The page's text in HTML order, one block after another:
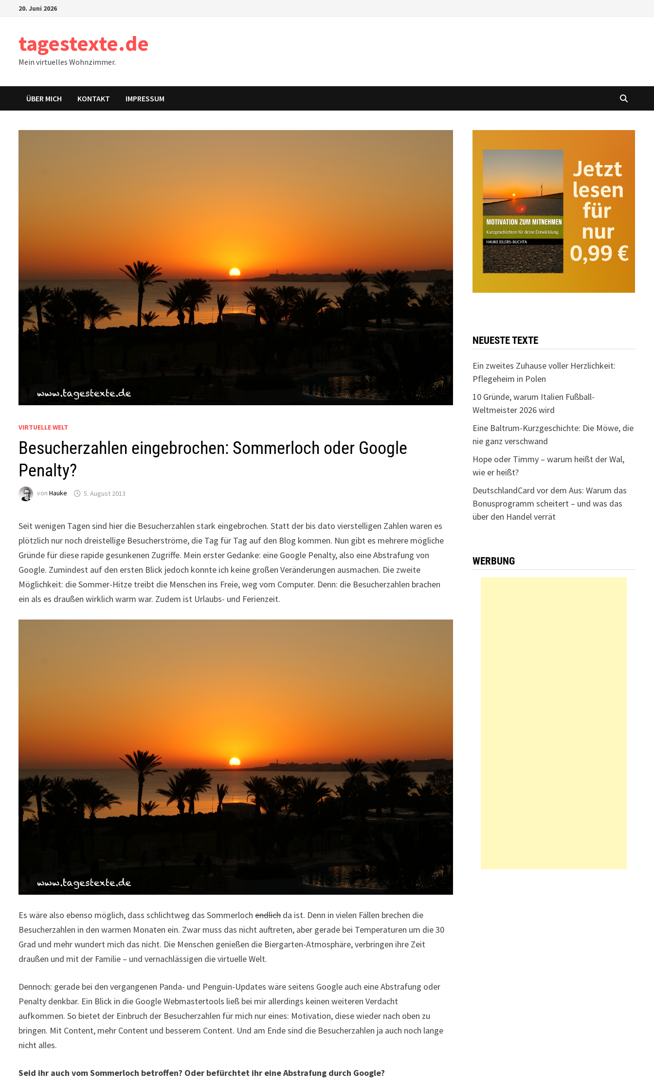
20. Juni 2026
tagestexte.de
Mein virtuelles Wohnzimmer.
ÜBER MICH KONTAKT IMPRESSUM
VIRTUELLE WELT
Besucherzahlen eingebrochen: Sommerloch oder Google
Penalty?
vonHauke 5. August 2013
Seit wenigen Tagen sind hier die Besucherzahlen stark eingebrochen. Statt der bis dato vierstelligen Zahlen waren es
plötzlich nur noch dreistellige Besucherströme, die Tag für Tag auf den Blog kommen. Nun gibt es mehrere mögliche
Gründe für diese rapide gesunkenen Zugriffe. Mein erster Gedanke: eine Google Penalty, also eine Abstrafung von
Google. Zumindest auf den ersten Blick jedoch konnte ich keine großen Veränderungen ausmachen. Die zweite
Möglichkeit: die Sommer-Hitze treibt die Menschen ins Freie, weg vom Computer. Denn: die Besucherzahlen brachen
ein als es draußen wirklich warm war. Zudem ist Urlaubs- und Ferienzeit.
Es wäre also ebenso möglich, dass schlichtweg das Sommerlochendlichda ist. Denn in vielen Fällen brechen die
Besucherzahlen in den warmen Monaten ein. Zwar muss das nicht auftreten, aber gerade bei Temperaturen um die 30
Grad und mehr wundert mich das nicht. Die Menschen genießen die Biergarten-Atmosphäre, verbringen ihre Zeit
draußen und mit der Familie – und vernachlässigen die virtuelle Welt.
Dennoch: gerade bei den vergangenen Panda- und Penguin-Updates wäre seitens Google auch eine Abstrafung oder
Penalty denkbar. Ein Blick in die Google Webmastertools ließ bei mir allerdings keinen weiteren Verdacht
aufkommen. So bietet der Einbruch der Besucherzahlen für mich nur eines: Motivation, diese wieder nach oben zu
bringen. Mit Content, mehr Content und besserem Content. Und am Ende sind die Besucherzahlen ja auch noch lange
nicht alles.
Seid ihr auch vom Sommerloch betroffen? Oder befürchtet ihr eine Abstrafung durch Google?
NEUESTE TEXTE
Ein zweites Zuhause voller Herzlichkeit:
Pflegeheim in Polen
10 Gründe, warum Italien Fußball-
Weltmeister 2026 wird
Eine Baltrum-Kurzgeschichte: Die Möwe, die
nie ganz verschwand
Hope oder Timmy – warum heißt der Wal,
wie er heißt?
DeutschlandCard vor dem Aus: Warum das
Bonusprogramm scheitert – und was das
über den Handel verrät
WERBUNG